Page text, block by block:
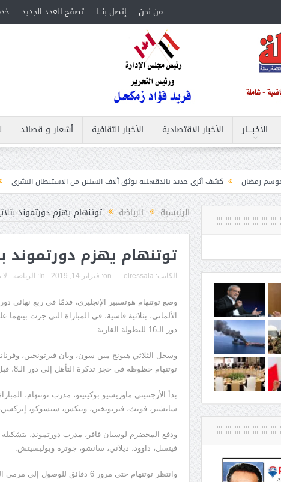
من نحن إتصل بنـــا تصفح العدد الجديد
الأخبــــار الأخبار الاقتصادية الأخبار الثقافية أشعار و قصائد
كشف أثرى جديد بالدقهلية يوثق آلاف السنين من الاستيطان البشرى اتحاد الكرة يطلب
الرئيسية الرياضة توتنهام يهزم دورتموند
توتنهام يهزم دورتموند
الكاتب: elressala
on: فبراير 14, 2019 In: الرياضة
وضع توتنهام هوتسبير الإنجليزي، قدمًا في ربع نهائي
الألماني، بثلاثية قاسية، في المباراة التي جرت
دور الـ16 للبطولة القارية.
توتنهام حظوظه في حجز تذكرة التأهل إلى دور الـ8، قبل مواجهة الإياب يوم 5 مارس/ أذار المقبل.
بدأ الأرجنتيني ماوريسيو بوكيتينو، مدرب توتنهام،
سانشيز، فويث، فيرتونخين، وينكس، سيسوكو،
ودفع المخضرم لوسيان فافر، مدرب دورتموند،
فيتسل، داوود، ديلاني، سانشو، جوتزه وبوليسيتش.
وانتظر توتنهام حتى مرور 6